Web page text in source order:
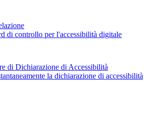
di controllo per l'accessibilità digitale
di Dichiarazione di Accessibilità
la dichiarazione di accessibilità